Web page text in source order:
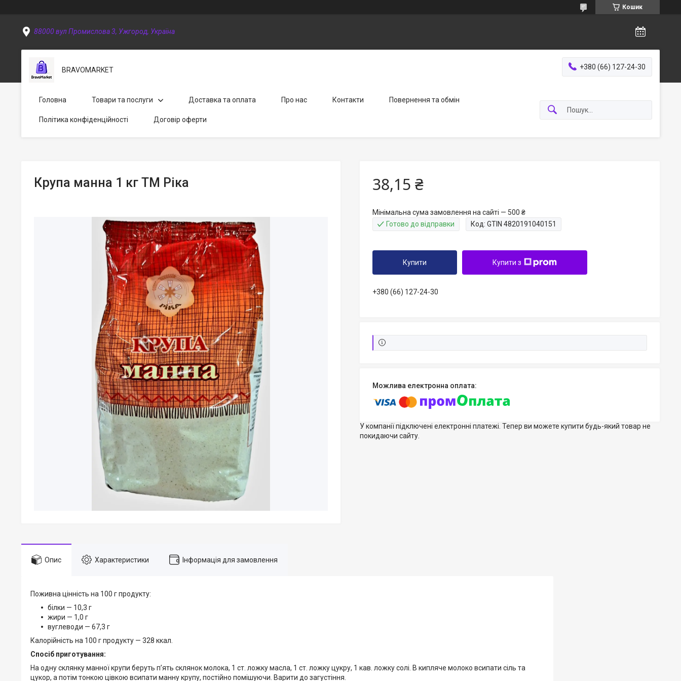
Кошик
88000 вул Промислова 3, Ужгород, Україна
BRAVOMARKET +380 (66) 127-24-30
Головна Товари та послуги Доставка та оплата Про нас Контакти Повернення та обмін
Політика конфіденційності Договір оферти
Крупа манна 1 кг ТМ Ріка 38,15 ₴
Мінімальна сума замовлення на сайті — 500 ₴
Готово до відправки
Код: GTIN 4820191040151
Купити Купити з
+380 (66) 127-24-30
У компанії підключені електронні платежі. Тепер ви можете купити будь-який товар не
покидаючи сайту.
Опис Характеристики Інформація для замовлення
Поживна цінність на 100 г продукту:
білки — 10,3 г
жири — 1,0 г
вуглеводи — 67,3 г
Калорійність на 100 г продукту — 328 ккал.
Спосіб приготування:
На одну склянку манної крупи беруть п’ять склянок молока, 1 ст. ложку масла, 1 ст. ложку цукру, 1 кав. ложку солі. В кипляче молоко всипати сіль та
цукор, а потім тонкою цівкою всипати манну крупу, постійно помішуючи. Варити до загустіння.